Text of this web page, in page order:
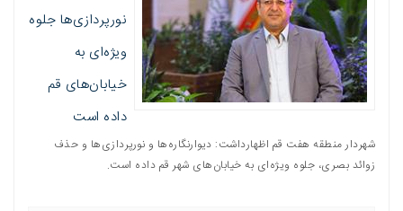
نورپردازی‌ها جلوه
ویژه‌ای به
خیابان‌های قم
داده است
شهردار منطقه هفت قم اظهارداشت: دیوارنگاره‌ها و نورپردازی‌ها و حذف
زوائد بصری، جلوه ویژه‌ای به خیابان‌های شهر قم داده است.